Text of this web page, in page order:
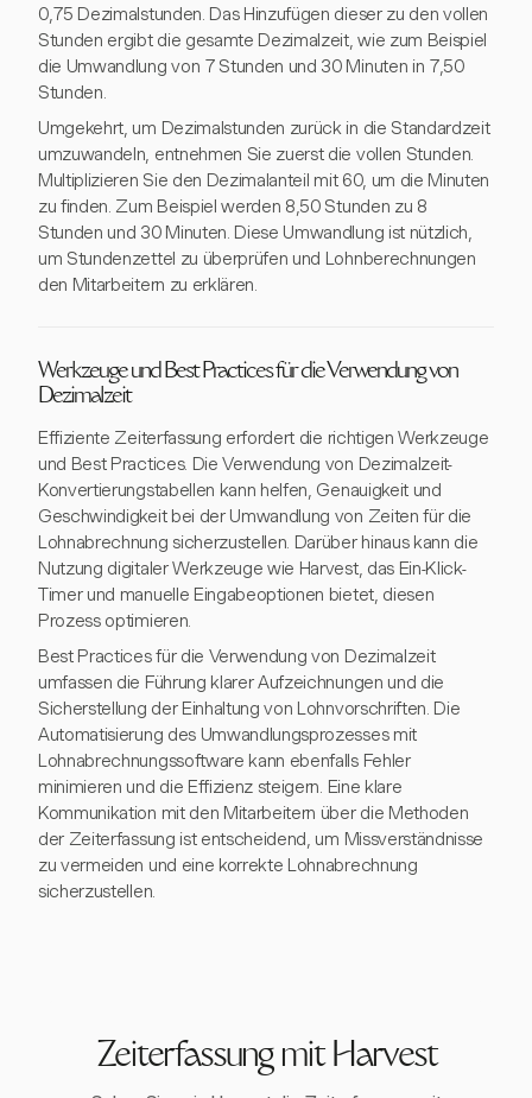
0,75 Dezimalstunden. Das Hinzufügen dieser zu den vollen
Stunden ergibt die gesamte Dezimalzeit, wie zum Beispiel
die Umwandlung von 7 Stunden und 30 Minuten in 7,50
Stunden.
Umgekehrt, um Dezimalstunden zurück in die Standardzeit
umzuwandeln, entnehmen Sie zuerst die vollen Stunden.
Multiplizieren Sie den Dezimalanteil mit 60, um die Minuten
zu finden. Zum Beispiel werden 8,50 Stunden zu 8
Stunden und 30 Minuten. Diese Umwandlung ist nützlich,
um Stundenzettel zu überprüfen und Lohnberechnungen
den Mitarbeitern zu erklären.
Werkzeuge und Best Practices für die Verwendung von
Dezimalzeit
Effiziente Zeiterfassung erfordert die richtigen Werkzeuge
und Best Practices. Die Verwendung von Dezimalzeit-
Konvertierungstabellen kann helfen, Genauigkeit und
Geschwindigkeit bei der Umwandlung von Zeiten für die
Lohnabrechnung sicherzustellen. Darüber hinaus kann die
Nutzung digitaler Werkzeuge wie Harvest, das Ein-Klick-
Timer und manuelle Eingabeoptionen bietet, diesen
Prozess optimieren.
Best Practices für die Verwendung von Dezimalzeit
umfassen die Führung klarer Aufzeichnungen und die
Sicherstellung der Einhaltung von Lohnvorschriften. Die
Automatisierung des Umwandlungsprozesses mit
Lohnabrechnungssoftware kann ebenfalls Fehler
minimieren und die Effizienz steigern. Eine klare
Kommunikation mit den Mitarbeitern über die Methoden
der Zeiterfassung ist entscheidend, um Missverständnisse
zu vermeiden und eine korrekte Lohnabrechnung
sicherzustellen.
Zeiterfassung mit Harvest